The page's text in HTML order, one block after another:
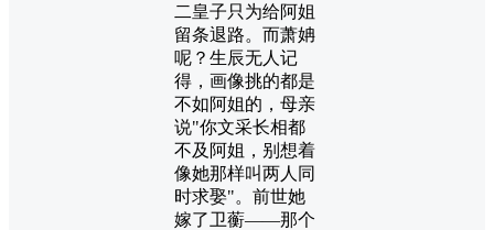
二皇子只为给阿姐
留条退路。而萧姌
呢？生辰无人记
得，画像挑的都是
不如阿姐的，母亲
说"你文采长相都
不及阿姐，别想着
像她那样叫两人同
时求娶"。前世她
嫁了卫蘅——那个